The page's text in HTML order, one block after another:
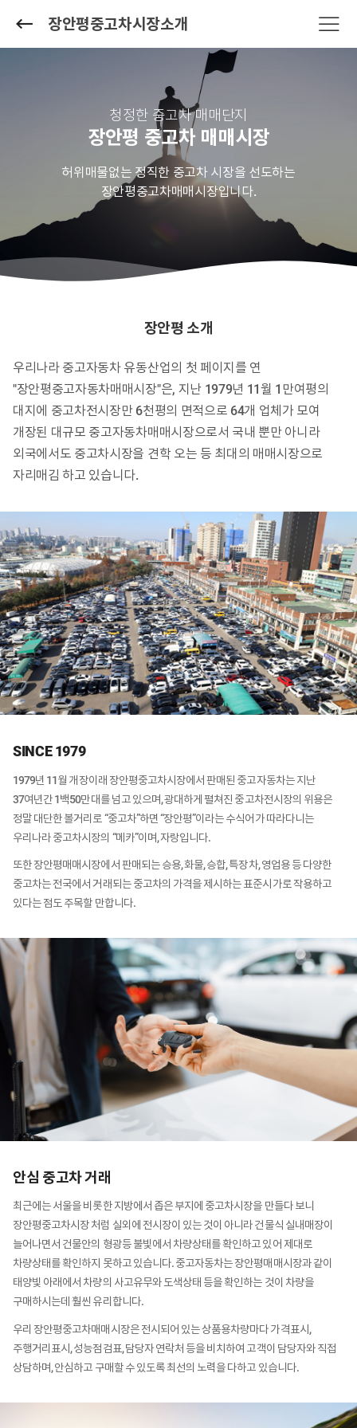
장안평중고차시장소개
청정한 중고차 매매단지
장안평 중고차 매매시장
허위매물없는 정직한 중고차 시장을 선도하는
장안평중고차매매시장입니다.
장안평 소개
우리나라 중고자동차 유동산업의 첫 페이지를 연
"장안평중고자동차매매시장"은, 지난 1979년 11월 1만여평의
대지에 중고차전시장만 6천평의 면적으로 64개 업체가 모여
개장된 대규모 중고자동차매매시장으로서 국내 뿐만 아니라
외국에서도 중고차시장을 견학 오는 등 최대의 매매시장으로
자리매김 하고 있습니다.
SINCE 1979
1979년 11월 개장이래 장안평중고차시장에서 판매된 중고자동차는 지난
37여년간 1백50만대를 넘고 있으며, 광대하게 펼쳐진 중고차전시장의 위용은
정말 대단한 볼거리로 “중고차”하면 “장안평”이라는 수식어가 따라다니는
우리나라 중고차시장의 “메카”이며, 자랑입니다.
또한 장안평매매시장에서 판매되는 승용, 화물, 승합, 특장차, 영업용 등 다양한
중고차는 전국에서 거래되는 중고차의 가격을 제시하는 표준시가로 작용하고
있다는 점도 주목할 만합니다.
안심 중고차 거래
최근에는 서울을 비롯한 지방에서 좁은 부지에 중고차시장을 만들다 보니
장안평중고차시장 처럼 실외에 전시장이 있는 것이 아니라 건물식 실내매장이
늘어나면서 건물안의 형광등 불빛에서 차량상태를 확인하고 있어 제대로
차량상태를 확인하지 못하고 있습니다. 중고자동차는 장안평매매시장과 같이
태양빛 아래에서 차량의 사고유무와 도색상태 등을 확인하는 것이 차량을
구매하시는데 훨씬 유리합니다.
우리 장안평중고차매매시장은 전시되어 있는 상품용차량마다 가격표시,
주행거리표시, 성능점검표, 담당자 연락처 등을 비치하여 고객이 담당자와 직접
상담하며, 안심하고 구매할 수 있도록 최선의 노력을 다하고 있습니다.